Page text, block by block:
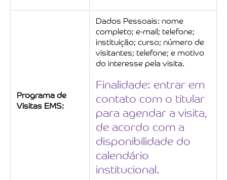
Programa de
Visitas EMS:
Dados Pessoais: nome
completo; e-mail; telefone;
instituição; curso; número de
visitantes; telefone; e motivo
do interesse pela visita.
Finalidade: entrar em
contato com o titular
para agendar a visita,
de acordo com a
disponibilidade do
calendário
institucional.